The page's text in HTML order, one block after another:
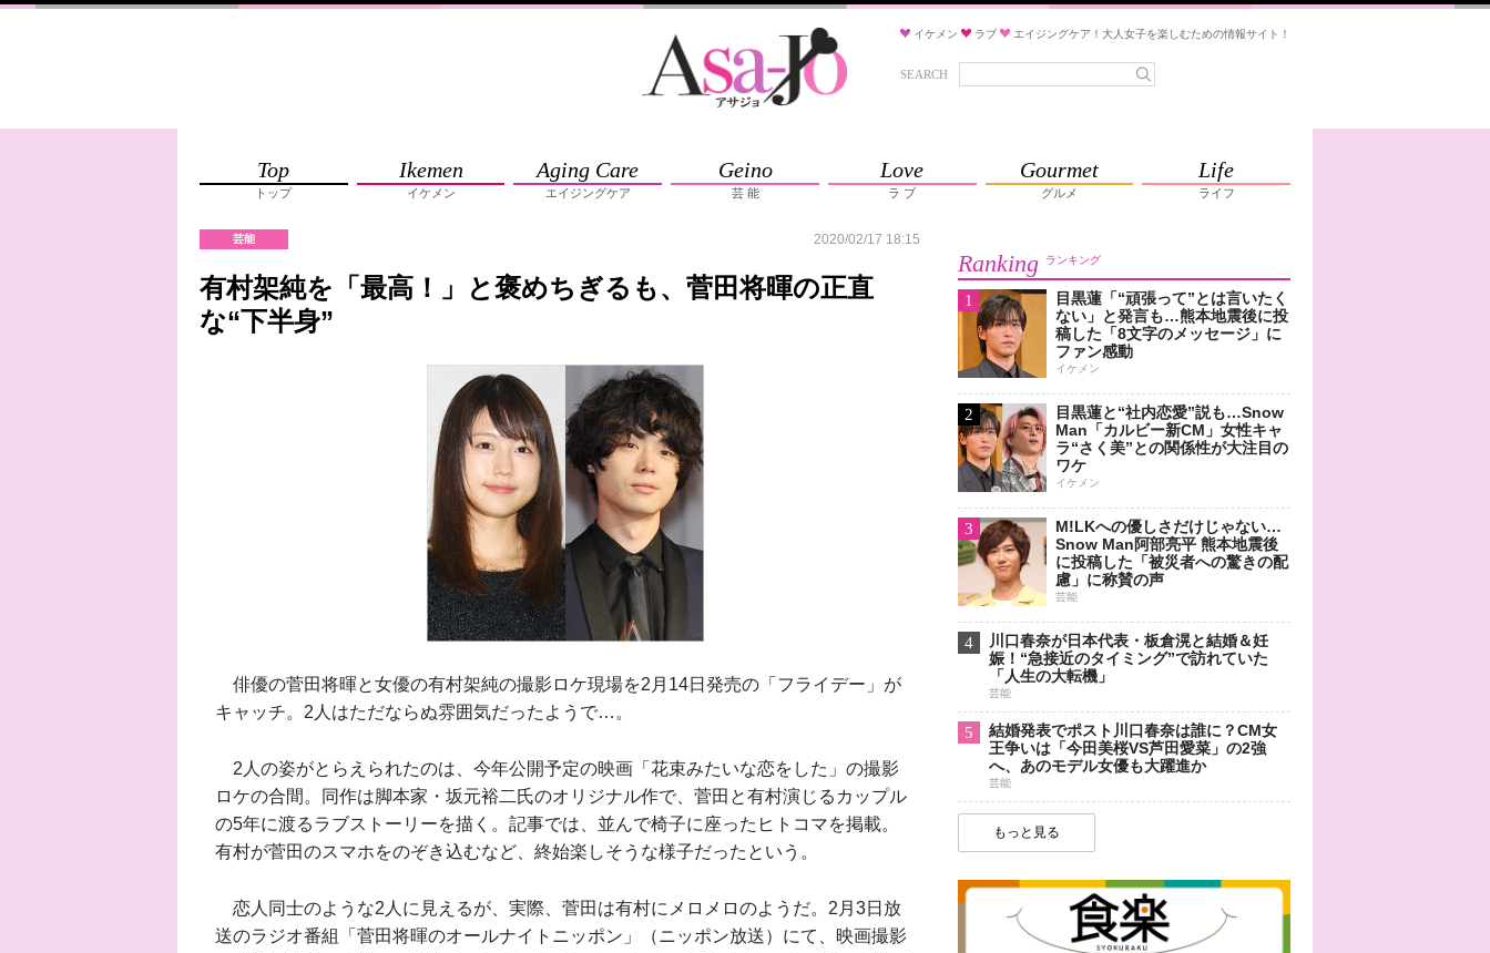
イケメン ラブ エイジングケア！大人女子を楽しむための情報サイト！
SEARCH
Top
トップ
Ikemen
イケメン
Aging Care
エイジングケア
Geino
芸 能
Love
ラ ブ
Gourmet
グルメ
Life
ライフ
芸能 2020/02/17 18:15
有村架純を「最高！」と褒めちぎるも、菅田将暉の正直
な“下半身”
俳優の菅田将暉と女優の有村架純の撮影ロケ現場を2月14日発売の「フライデー」が
キャッチ。2人はただならぬ雰囲気だったようで…。
2人の姿がとらえられたのは、今年公開予定の映画「花束みたいな恋をした」の撮影
ロケの合間。同作は脚本家・坂元裕二氏のオリジナル作で、菅田と有村演じるカップル
の5年に渡るラブストーリーを描く。記事では、並んで椅子に座ったヒトコマを掲載。
有村が菅田のスマホをのぞき込むなど、終始楽しそうな様子だったという。
恋人同士のような2人に見えるが、実際、菅田は有村にメロメロのようだ。2月3日放
送のラジオ番組「菅田将暉のオールナイトニッポン」（ニッポン放送）にて、映画撮影
Ranking ランキング
1
目黒蓮「“頑張って”とは言いたく
ない」と発言も…熊本地震後に投
稿した「8文字のメッセージ」に
ファン感動
イケメン
2
目黒蓮と“社内恋愛”説も…Snow
Man「カルビー新CM」女性キャ
ラ“さく美”との関係性が大注目の
ワケ
イケメン
3
M!LKへの優しさだけじゃない…
Snow Man阿部亮平 熊本地震後
に投稿した「被災者への驚きの配
慮」に称賛の声
芸能
4
川口春奈が日本代表・板倉滉と結婚＆妊
娠！“急接近のタイミング”で訪れていた
「人生の大転機」
芸能
5
結婚発表でポスト川口春奈は誰に？CM女
王争いは「今田美桜VS芦田愛菜」の2強
へ、あのモデル女優も大躍進か
芸能
もっと見る